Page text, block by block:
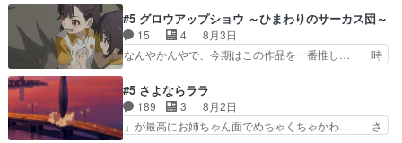
マン趣味ダダ漏れで好き… 期末試験が始まろうと
しておりスピカは対策… 能力鑑定胸像タリスマン
氏容姿も評価してし…
関係の清算が粛々と進められているサラ… サラと
の関係に対して完全に「昔の女」とし… ルーシー
にデレるルディが完全に親バカで微… サラとは会
ってほしいちゃんとした別れ方し… サラは未練0
キャラモヤモヤする別れ方だ… 役で出演させてい
ただきました！よろしくお… 毎クールメインヒロ
インを好きになっちゃう…
#5 グロウアップショウ ～ひまわりのサーカス団～
15 4
8月3日
なんやかんやで、今期はこの作品を一番推し… 時
愛すぎるな楠木ともりちゃんのね… デフォルメさ
れた表情が特に多かったのが印… 葵＆茜の回も良
きでした。あの証拠写真、ひ… 互いが互いのこと
を想っているのにすれ違っ… 第５話をｄアニメス
#5 さよならララ
189 3
8月2日
」が最高にお姉ちゃん面でめちゃくちゃかわ… さ